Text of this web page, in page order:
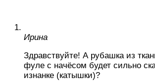
Ирина
Здравствуйте! А рубашка из
фуле с начёсом будет сильно
изнанке (катышки)?